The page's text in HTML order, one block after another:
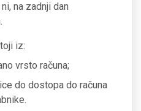
na zadnji dan
iz:
vrsto računa;
do dostopa do računa